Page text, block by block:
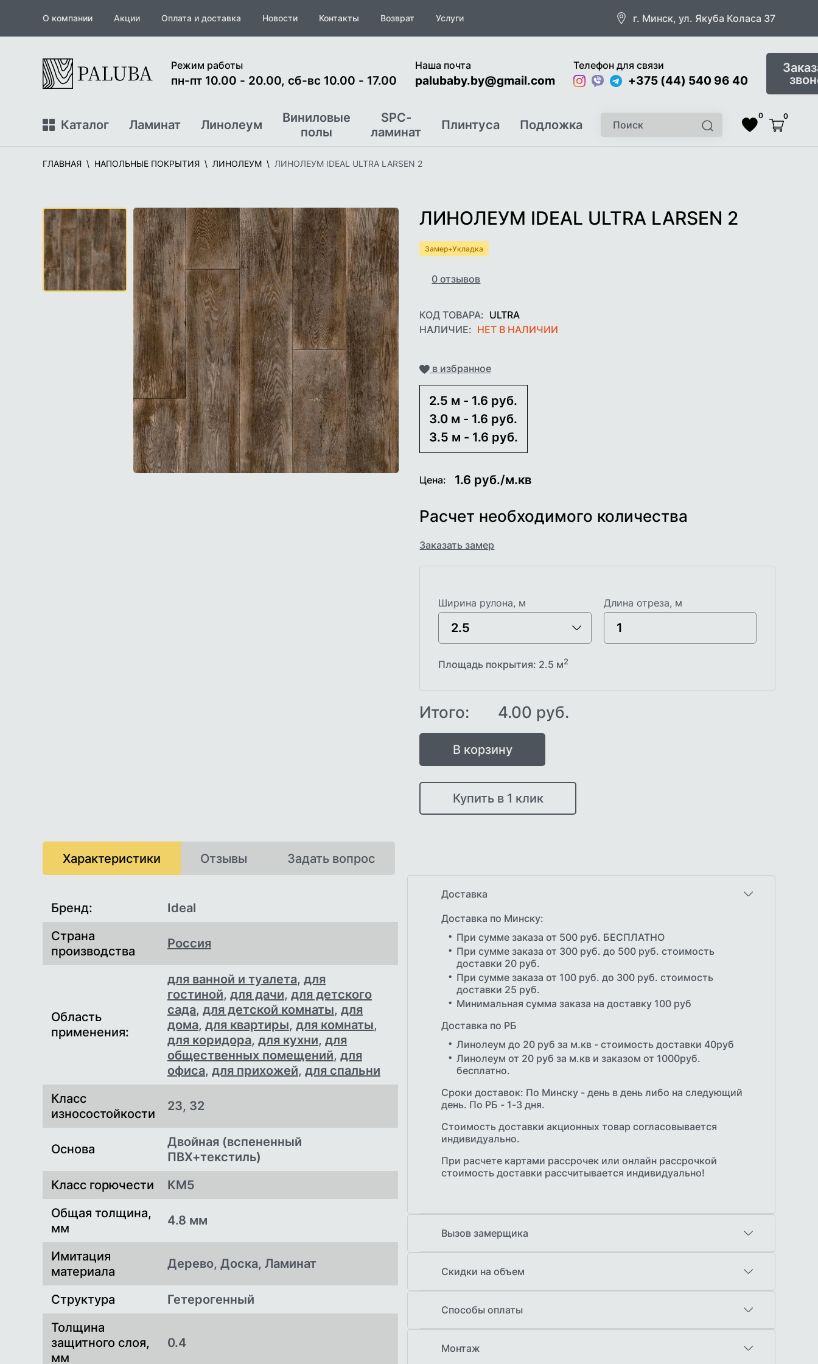
О компании Акции Оплата и доставка Новости Контакты Возврат Услуги г. Минск, ул. Якуба Коласа 37
На
главную
Режим работы
пн-пт 10.00 - 20.00, сб-вс 10.00 - 17.00
Наша почта
palubaby.by@gmail.com
Телефон для связи
Instagram
ViberTelegram
+375 (44) 540 96 40
Каталог Ламинат Линолеум
Виниловые
полы
SPC-
ламинат
Плинтуса Подложка
Список
0
Корзина
0
ГЛАВНАЯ НАПОЛЬНЫЕ ПОКРЫТИЯ ЛИНОЛЕУМ ЛИНОЛЕУМ IDEAL ULTRA LARSEN 2
ЛИНОЛЕУМ IDEAL ULTRA LARSEN 2
Замер+Укладка
0 отзывов
КОД ТОВАРА: ULTRA
НАЛИЧИЕ: НЕТ В НАЛИЧИИ
Добавить
в избранное
2.5 м - 1.6 руб.
3.0 м - 1.6 руб.
3.5 м - 1.6 руб.
Цена: 1.6 руб./м.кв
Расчет необходимого количества
Заказать замер
Ширина рулона, м Длина отреза, м
Площадь покрытия: 2.5 м2
Итого: 4.00 руб.
В корзину
Купить в 1 клик
Характеристики Отзывы Задать вопрос
Характеристики
Бренд:
Ideal
Страна
производства
Россия
Область
применения:
для ванной и туалета, для
гостиной, для дачи, для детского
сада, для детской комнаты, для
дома, для квартиры, для комнаты,
для коридора, для кухни, для
общественных помещений, для
офиса, для прихожей, для спальни
Класс
износостойкости
23, 32
Основа
Двойная (вспененный
ПВХ+текстиль)
Класс горючести
КМ5
Общая толщина,
мм
4.8 мм
Имитация
материала
Дерево, Доска, Ламинат
Структура
Гетерогенный
Толщина
защитного слоя,
мм
0.4
Доставка
Доставка по Минску:
При сумме заказа от 500 руб. БЕСПЛАТНО
При сумме заказа от 300 руб. до 500 руб. стоимость
доставки 20 руб.
При сумме заказа от 100 руб. до 300 руб. стоимость
доставки 25 руб.
Минимальная сумма заказа на доставку 100 руб
Доставка по РБ
Линолеум до 20 руб за м.кв - стоимость доставки 40руб
Линолеум от 20 руб за м.кв и заказом от 1000руб.
бесплатно.
Сроки доставок: По Минску - день в день либо на следующий
день. По РБ - 1-3 дня.
Стоимость доставки акционных товар согласовывается
индивидуально.
При расчете картами рассрочек или онлайн рассрочкой
стоимость доставки рассчитывается индивидуально!
Вызов замерщика
продукции при заказе от 50 м.кв. Стоимость 20р
Скидки на объем
объема.
Способы оплаты
Банковской картой через ЕРИП
Монтаж